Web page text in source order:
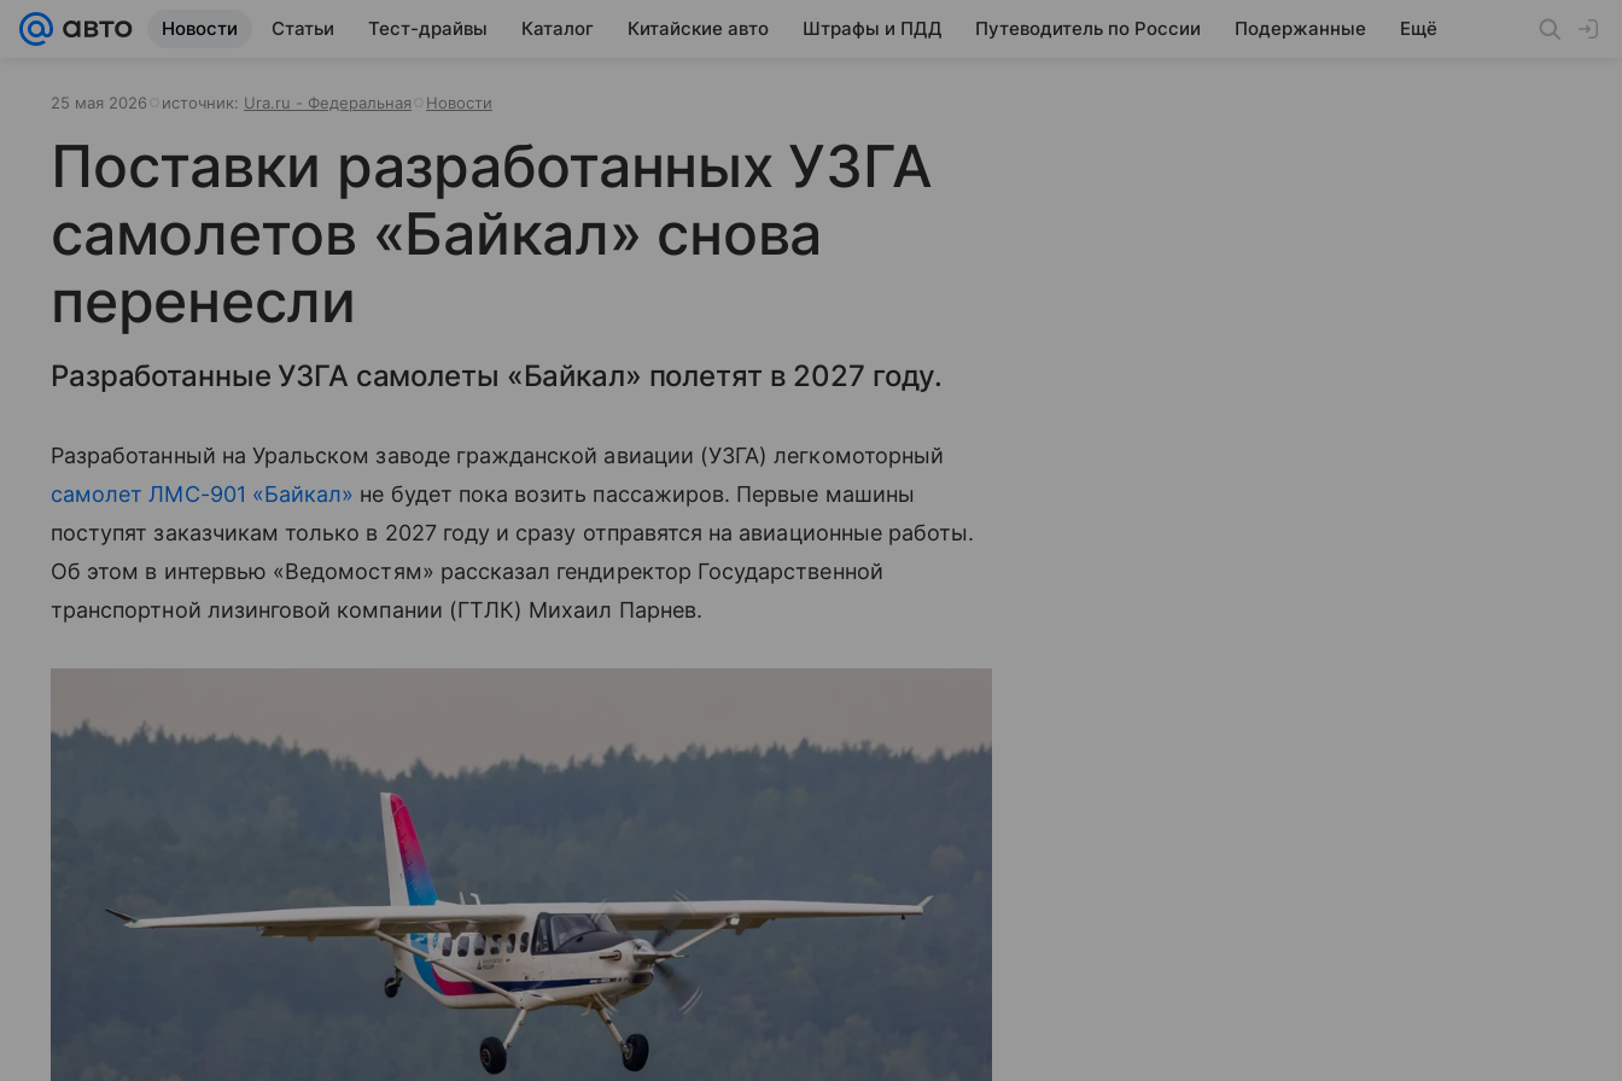
Новости Статьи Тест-драйвы Каталог Китайские авто Штрафы и ПДД Путеводитель по России Подержанные Ещё
25 мая 2026 источник: Ura.ru - Федеральная Новости
Поставки разработанных УЗГА
самолетов «Байкал» снова
перенесли
Разработанные УЗГА самолеты «Байкал» полетят в 2027 году.
Разработанный на Уральском заводе гражданской авиации (УЗГА) легкомоторный
самолет ЛМС-901 «Байкал» не будет пока возить пассажиров. Первые машины
поступят заказчикам только в 2027 году и сразу отправятся на авиационные работы.
Об этом в интервью «Ведомостям» рассказал гендиректор Государственной
транспортной лизинговой компании (ГТЛК) Михаил Парнев.